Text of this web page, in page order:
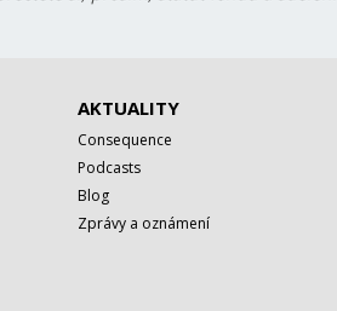
AKTUALITY
Consequence
Podcasts
Blog
Zprávy a oznámení